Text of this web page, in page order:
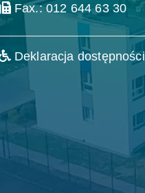
Fax.: 012 644 63 30
Deklaracja dostępności